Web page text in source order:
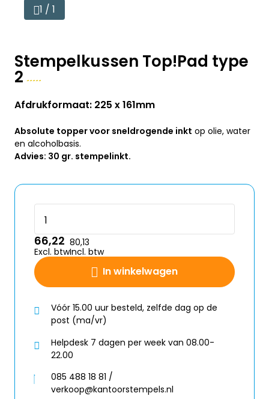
1 / 1
Stempelkussen Top!Pad type
2
Afdrukformaat: 225 x 161mm
Absolute topper voor sneldrogende inkt op olie, water
en alcoholbasis.
Advies: 30 gr. stempelinkt.
In winkelwagen
66,22
Excl. btw
80,13
Incl. btw
Vóór 15.00 uur besteld, zelfde dag op de
post (ma/vr)
Helpdesk 7 dagen per week van 08.00-
22.00
085 488 18 81 /
verkoop@kantoorstempels.nl